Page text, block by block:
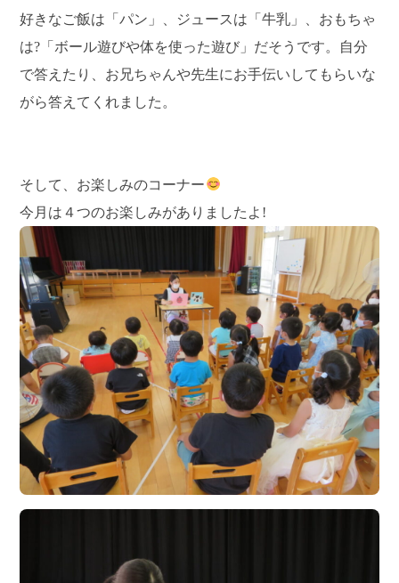
好きなご飯は「パン」、ジュースは「牛乳」、おもちゃ
は?「ボール遊びや体を使った遊び」だそうです。自分
で答えたり、お兄ちゃんや先生にお手伝いしてもらいな
がら答えてくれました。
そして、お楽しみのコーナー
今月は４つのお楽しみがありましたよ!